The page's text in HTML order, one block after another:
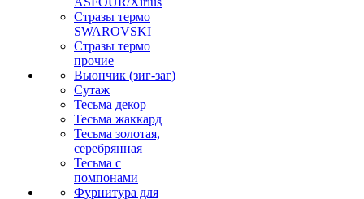
Стразы термо
SWAROVSKI
Стразы термо
прочие
Вьюнчик (зиг-заг)
Сутаж
Тесьма декор
Тесьма жаккард
Тесьма золотая,
серебрянная
Тесьма с
помпонами
Фурнитура для